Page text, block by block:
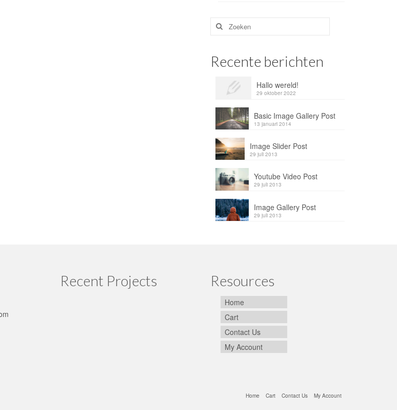
Zoeken
naar:
Recente berichten
Hallo wereld!
29 oktober 2022
Basic Image Gallery Post
13 januari 2014
Image Slider Post
29 juli 2013
Youtube Video Post
29 juli 2013
Image Gallery Post
29 juli 2013
Recent Projects Resources
Home
Cart
Contact Us
My Account
Home Cart Contact Us My Account